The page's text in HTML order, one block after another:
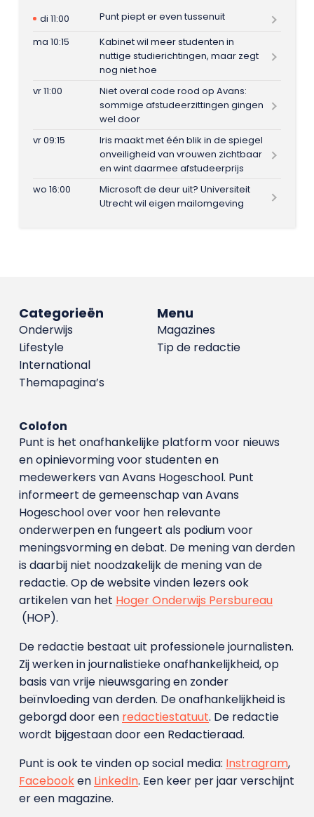
di 11:00
Punt piept er even tussenuit
ma 10:15
Kabinet wil meer studenten in
nuttige studierichtingen, maar zegt
nog niet hoe
vr 11:00
Niet overal code rood op Avans:
sommige afstudeerzittingen gingen
wel door
vr 09:15
Iris maakt met één blik in de spiegel
onveiligheid van vrouwen zichtbaar
en wint daarmee afstudeerprijs
wo 16:00
Microsoft de deur uit? Universiteit
Utrecht wil eigen mailomgeving
Menu
Magazines
Tip de redactie
Categorieën
Onderwijs
Lifestyle
International
Themapagina’s
Colofon
Punt is het onafhankelijke platform voor nieuws
en opinievorming voor studenten en
medewerkers van Avans Hoge­school. Punt
informeert de gemeenschap van Avans
Hogeschool over voor hen relevante
onderwerpen en fungeert als podium voor
meningsvorming en debat. De mening van derden
is daarbij niet noodzakelijk de mening van de
redactie. Op de website vinden lezers ook
artikelen van het Hoger Onderwijs Persbureau
(HOP).
De redactie bestaat uit professionele journalisten.
Zij werken in journalistieke onafhankelijkheid, op
basis van vrije nieuwsgaring en zonder
beïnvloeding van derden. De onafhankelijkheid is
geborgd door een redactiestatuut. De redactie
wordt bijgestaan door een Redactieraad.
Punt is ook te vinden op social media: Instragram,
Facebooken LinkedIn. Een keer per jaar verschijnt
er een magazine.